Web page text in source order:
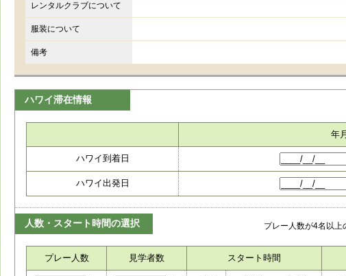
レンタルクラブについて
服装について
備考
ハワイ滞在情報
年
ハワイ到着日
ハワイ出発日
人数・スタート時間の選択 プレー人数が4名以
プレー人数 見学者数 スタート時間